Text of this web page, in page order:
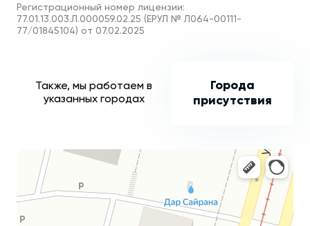
Регистрационный номер лицензии:
77.01.13.003.Л.000059.02.25 (ЕРУЛ № Л064-00111-
77/01845104) от 07.02.2025
Также, мы работаем в
указанных городах
Города
присутствия